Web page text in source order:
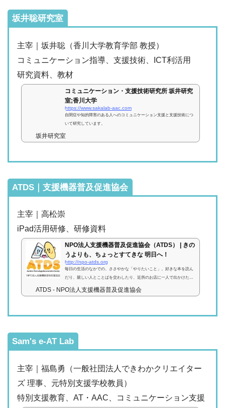
坂井聡研究室
主宰｜坂井聡（香川大学教育学部 教授）
コミュニケーション指導、支援技術、ICT利活用
研究資料、教材
コミュニケーション・支援技術研究所 坂井研究
室;香川大学
https://www.sakalab-aac.com
自閉症や知的障害のある人へのコミュニケーション支援と支援技術につ
いて研究しています。
坂井研究室
ATDS｜支援機器普及促進協会
主宰｜高松崇
iPad活用研修、研修資料
NPO法人支援機器普及促進協会（ATDS） | きの
うよりも、ちょっとすてきな 明日へ！
http://npo-atds.org
毎日の生活のなかでの、ささやかな「やりたいこと」。好きな本を読ん
だり、親しい人とことばを交わしたり、近所のお店に一人で出かけたり
──それは、ちいさなようで、たいせつな想いです。そしてそれは、もし
ATDS - NPO法人支援機器普及促進協会
Sam's e-AT Lab
主宰｜福島勇（一般社団法人できわかクリエイター
ズ 理事、元特別支援学校教員）
特別支援教育、AT・AAC、コミュニケーション支援